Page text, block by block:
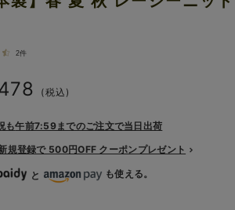
2件
(税込)
も午前7:59までのご注文で当日出荷
規登録で 500円OFF クーポンプレゼント
と も使える。